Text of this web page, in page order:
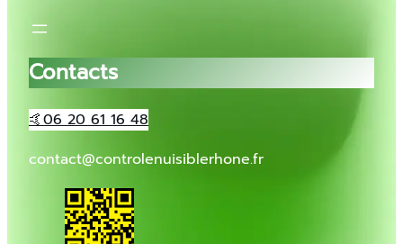
Contacts
🤙06 20 61 16 48
contact@controlenuisiblerhone.fr